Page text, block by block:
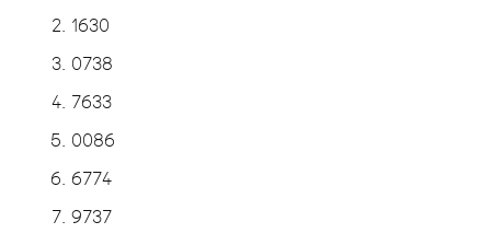
1630
0738
7633
0086
6774
9737